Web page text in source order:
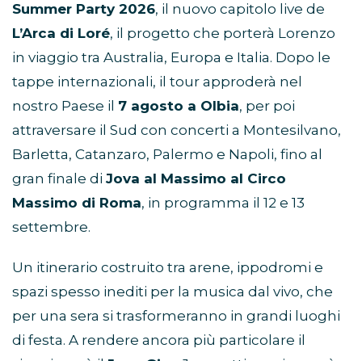
Summer Party 2026, il nuovo capitolo live de
L’Arca di Loré, il progetto che porterà Lorenzo
in viaggio tra Australia, Europa e Italia. Dopo le
tappe internazionali, il tour approderà nel
nostro Paese il 7 agosto a Olbia, per poi
attraversare il Sud con concerti a Montesilvano,
Barletta, Catanzaro, Palermo e Napoli, fino al
gran finale di Jova al Massimo al Circo
Massimo di Roma, in programma il 12 e 13
settembre.
Un itinerario costruito tra arene, ippodromi e
spazi spesso inediti per la musica dal vivo, che
per una sera si trasformeranno in grandi luoghi
di festa. A rendere ancora più particolare il